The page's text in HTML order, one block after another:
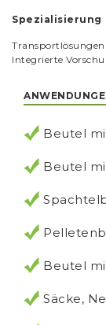
Spezialisierung
Transportlösungen
Integrierte
Beutel
Beutel
Beutel
Säcke,